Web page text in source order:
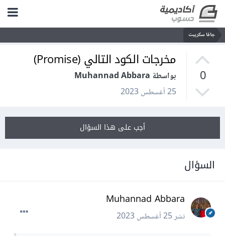
جافا سكريبت
0
مخرجات الكود التالي (Promise)
بواسطة Muhannad Abbara
25 أغسطس 2023
أجب على هذا السؤال
السؤال
Muhannad Abbara
نشر25 أغسطس 2023